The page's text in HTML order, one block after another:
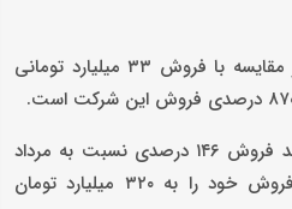
به گزارش کاماپرس، این رقم در مقایسه با فروش ۳۳ میلیارد تومانی
ابوریحان در ماه مرداد نیز با رشد فروش ۱۴۶ درصدی نسبت به مرداد
سال گذشته توانسته بود رقم فروش خود را به ۳۲۰ میلیارد تومان